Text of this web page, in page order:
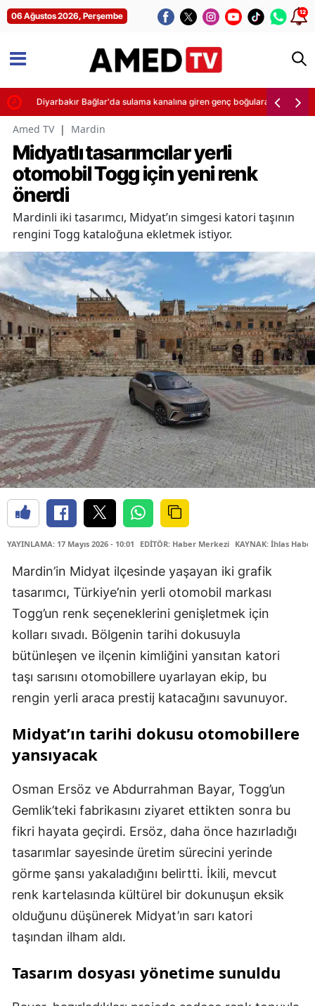
06 Ağustos 2026, Perşembe 12
Diyarbakır Bağlar'da sulama kanalına giren genç boğularak yaşamını
Amed TV | Mardin
Midyatlı tasarımcılar yerli
otomobil Togg için yeni renk
önerdi
Mardinli iki tasarımcı, Midyat’ın simgesi katori taşının
rengini Togg kataloğuna ekletmek istiyor.
YAYINLAMA: 17 Mayıs 2026 - 10:01 EDİTÖR: Haber Merkezi KAYNAK: İhlas
Mardin’in Midyat ilçesinde yaşayan iki grafik
tasarımcı, Türkiye’nin yerli otomobil markası
Togg’un renk seçeneklerini genişletmek için
kolları sıvadı. Bölgenin tarihi dokusuyla
bütünleşen ve ilçenin kimliğini yansıtan katori
taşı sarısını otomobillere uyarlayan ekip, bu
rengin yerli araca prestij katacağını savunuyor.
Midyat’ın tarihi dokusu otomobillere
yansıyacak
Osman Ersöz ve Abdurrahman Bayar, Togg’un
Gemlik’teki fabrikasını ziyaret ettikten sonra bu
fikri hayata geçirdi. Ersöz, daha önce hazırladığı
tasarımlar sayesinde üretim sürecini yerinde
görme şansı yakaladığını belirtti. İkili, mevcut
renk kartelasında kültürel bir dokunuşun eksik
olduğunu düşünerek Midyat’ın sarı katori
taşından ilham aldı.
Tasarım dosyası yönetime sunuldu